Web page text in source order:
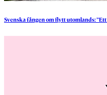
Svenskafångenomflyttutomlands:”Ett